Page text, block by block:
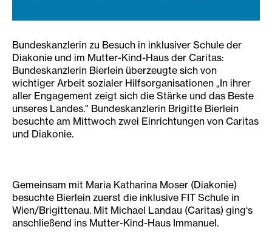
Bundeskanzlerin zu Besuch in inklusiver Schule der
Diakonie und im Mutter-Kind-Haus der Caritas:
Bundeskanzlerin Bierlein überzeugte sich von
wichtiger Arbeit sozialer Hilfsorganisationen „In ihrer
aller Engagement zeigt sich die Stärke und das Beste
unseres Landes." Bundeskanzlerin Brigitte Bierlein
besuchte am Mittwoch zwei Einrichtungen von Caritas
und Diakonie.
Gemeinsam mit Maria Katharina Moser (Diakonie)
besuchte Bierlein zuerst die inklusive FIT Schule in
Wien/Brigittenau. Mit Michael Landau (Caritas) ging‘s
anschließend ins Mutter-Kind-Haus Immanuel.